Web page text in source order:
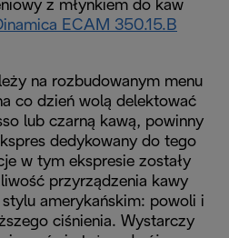
z młynkiem do kaw
ECAM 350.15.B
na rozbudowanym menu
co dzień wolą delektować
lub czarną kawą, powinny
dedykowany do tego
w tym ekspresie zostały
przyrządzenia kawy
amerykańskim: powoli i
ciśnienia. Wystarczy